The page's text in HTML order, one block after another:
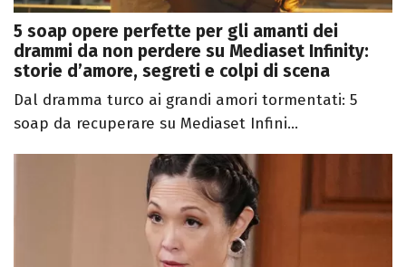
5 soap opere perfette per gli amanti dei
drammi da non perdere su Mediaset Infinity:
storie d’amore, segreti e colpi di scena
Dal dramma turco ai grandi amori tormentati: 5
soap da recuperare su Mediaset Infini...